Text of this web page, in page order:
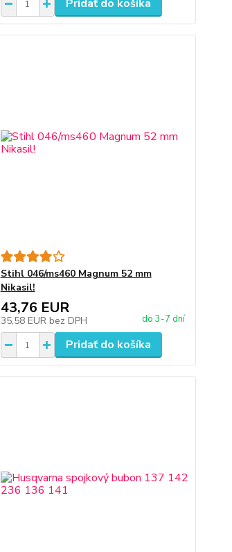
Pridať do košíka
Stihl 046/ms460 Magnum 52 mm
Nikasil!
43,76 EUR
35,58 EUR bez DPH do 3-7 dní
Pridať do košíka